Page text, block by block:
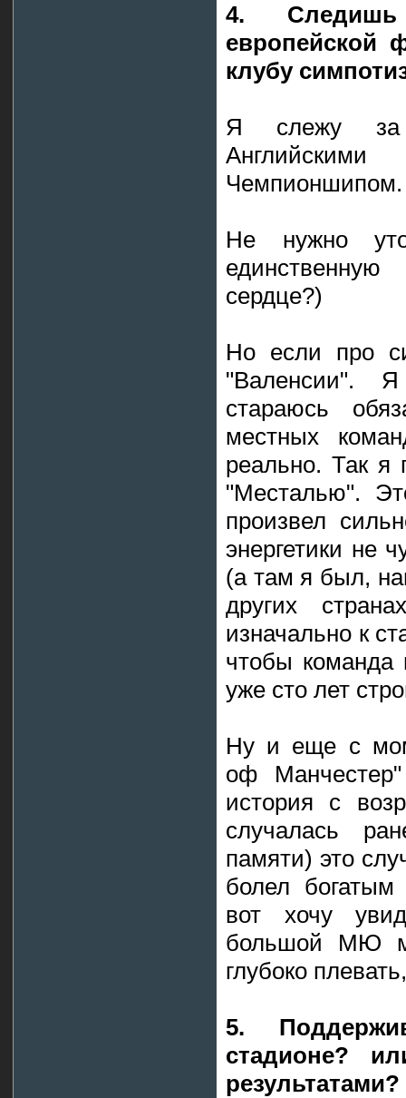
4.
европейской
клубу
Я слежу за
Чемпионшипом.
Не нужно
сердце?)
Но если про
"Валенсии".
стараюсь
местных
реально. Так я
"Месталью".
произвел
энергетики не
(а там я был,
других
изначально к
чтобы команда
уже сто лет
Ну и еще с
оф
история с
случалась
памяти) это
болел
вот хочу
большой МЮ
глубоко
5.
стадионе?
результатами?